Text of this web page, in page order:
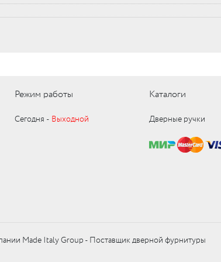
Режим работы
Сегодня ‑ Выходной
Каталоги
Дверные ручки
Made Italy Group - Поставщик дверной фурнитуры